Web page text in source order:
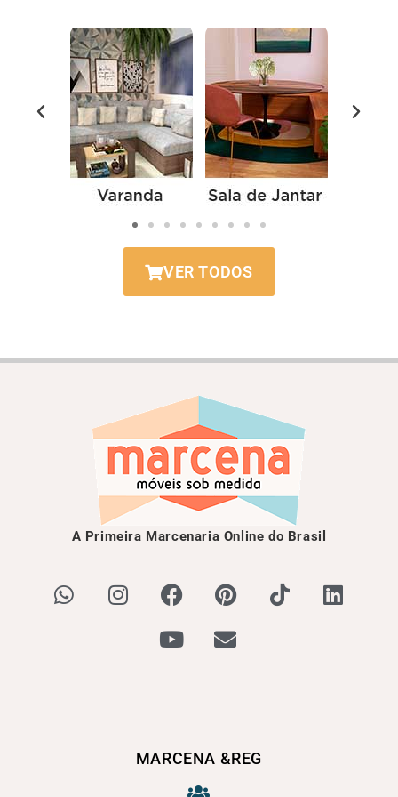
VER TODOS
A Primeira Marcenaria Online do Brasil
MARCENA &REG